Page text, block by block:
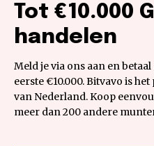
Tot €10.000
handelen
Meld je via ons aan en
eerste €10.000. Bitvavo is
van Nederland. Koop
meer dan 200 andere